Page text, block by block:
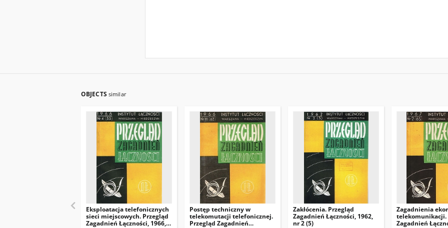
OBJECTS similar
Eksploatacja telefonicznych
sieci miejscowych. Przegląd
Zagadnień Łączności, 1966,
Postęp techniczny w
telekomutacji telefonicznej.
Przegląd Zagadnień
Zakłócenia. Przegląd
Zagadnień Łączności, 1962,
nr 2 (5)
Zagadnienia
telekomunikacji.
Zagadnień